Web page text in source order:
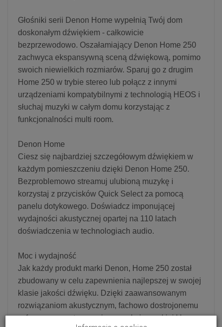
Głośniki serii Denon Home wypełnią Twój dom
doskonałym dźwiękiem - całkowicie
bezprzewodowo. Oszałamiający Denon Home 250
zachwyca ekspansywną sceną dźwiękową, pomimo
swoich niewielkich rozmiarów. Sparuj go z drugim
Home 250 w trybie stereo lub połącz z innymi
urządzeniami kompatybilnymi z technologią HEOS i
słuchaj muzyki w całym domu korzystając z
funkcjonalności multi room.
Denon Home
Ciesz się najbardziej szczegółowym dźwiękiem w
każdym pomieszczeniu dzięki Denon Home 250.
Bezproblemowo streamuj ulubioną muzykę i
korzystaj z przycisków Quick Select za pomocą
panelu dotykowego. Doświadcz imponującej
wydajności akustycznej opartej na 110 latach
doświadczenia w technologiach audio.
Moc i wydajność
Jak każdy produkt marki Denon, Home 250 został
zbudowany w celu zapewnienia najlepszej w swojej
klasie jakości dźwięku. Dzięki zaawansowanym
rozwiązaniom akustycznym, fachowo dostrojonemu
cyfrowemu przetwarzaniu sygnału i wysokiej klasy